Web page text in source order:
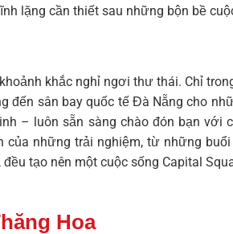
lặng cần thiết sau những bộn bề
khắc nghỉ ngơi thư thái. Chỉ
đến sân bay quốc tế Đà Nẵng cho
– luôn sẵn sàng chào đón bạn với
những trải nghiệm, từ những
tạo nên một cuộc sống Capital
Hoa